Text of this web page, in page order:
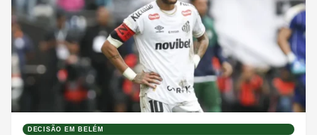
DECISÃO EM BELÉM